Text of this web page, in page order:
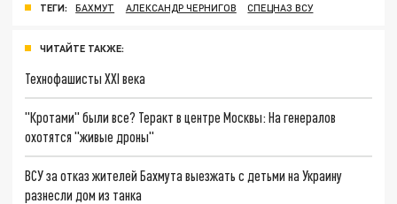
ТЕГИ: БАХМУТ АЛЕКСАНДР ЧЕРНИГОВ СПЕЦНАЗ ВСУ
ЧИТАЙТЕ ТАКЖЕ:
Технофашисты XXI века
"Кротами" были все? Теракт в центре Москвы: На генералов
охотятся "живые дроны"
ВСУ за отказ жителей Бахмута выезжать с детьми на Украину
разнесли дом из танка